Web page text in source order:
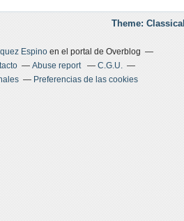
Theme:
Espinoen el portal de Overblog
Abuse report
C.G.U.
Preferencias de las cookies